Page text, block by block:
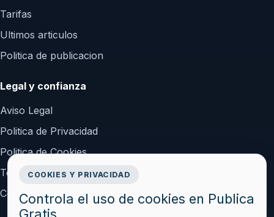
Tarifas
Ultimos articulos
Politica de publicacion
Legal y confianza
Aviso Legal
Politica de Privacidad
Politica de Cookies
Terminos y Condiciones
Configurar cookies
COOKIES Y PRIVACIDAD
Controla el uso de cookies en Publica